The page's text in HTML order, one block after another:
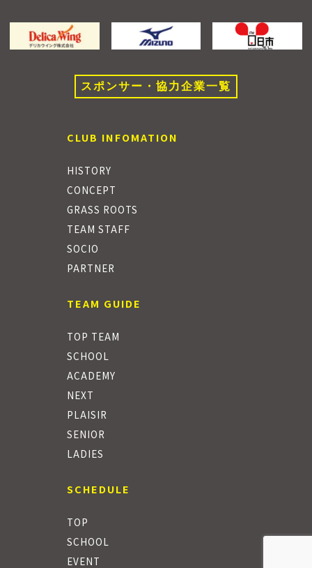
スポンサー・協力企業一覧
CLUB INFOMATION
HISTORY
CONCEPT
GRASS ROOTS
TEAM STAFF
SOCIO
PARTNER
TEAM GUIDE
TOP TEAM
SCHOOL
ACADEMY
NEXT
PLAISIR
SENIOR
LADIES
SCHEDULE
TOP
SCHOOL
EVENT